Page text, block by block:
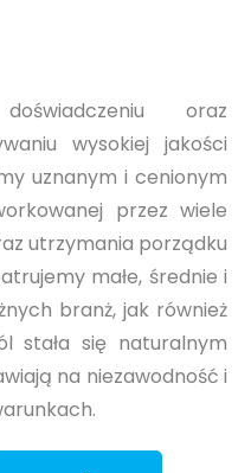
oraz
wysokiej jakości
uznanym i cenionym
przez wiele
utrzymania porządku
małe, średnie i
branż, jak również
stała się naturalnym
na niezawodność i